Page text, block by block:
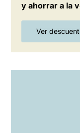
y ahorrar a la
Ver